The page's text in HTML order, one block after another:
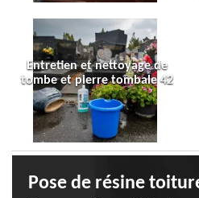
Entretien et nettoyage de
tombe et pierre tombale 42
Pose de résine